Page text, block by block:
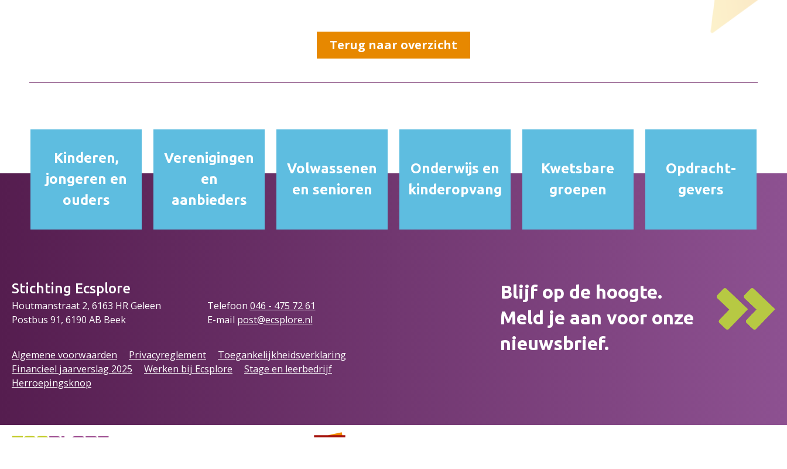
Terug naar overzicht
Kinderen,
jongeren en
ouders
Verenigingen
en
aanbieders
Volwassenen
en senioren
Onderwijs en
kinderopvang
Kwetsbare
groepen
Opdracht­
gevers
Stichting Ecsplore
Houtmanstraat 2, 6163 HR Geleen
Postbus 91, 6190 AB Beek
Telefoon 046 - 475 7261
E-mail post@ecsplore.nl
Algemene voorwaarden Privacyreglement
Toegankelijkheidsverklaring
Financieel jaarverslag 2025
Werken bij Ecsplore
Stage en leerbedrijf
Herroepingsknop
Blijf op de hoogte.
Meld je aan voor onze
nieuwsbrief.